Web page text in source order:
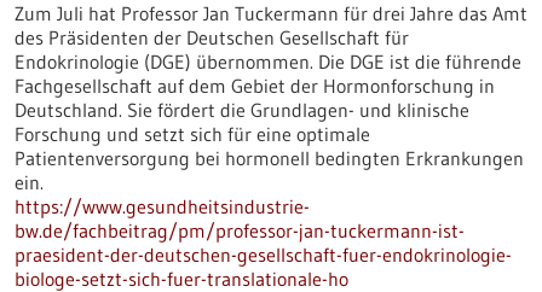
Zum Juli hat Professor Jan Tuckermann für drei Jahre das Amt
des Präsidenten der Deutschen Gesellschaft für
Endokrinologie (DGE) übernommen. Die DGE ist die führende
Fachgesellschaft auf dem Gebiet der Hormonforschung in
Deutschland. Sie fördert die Grundlagen- und klinische
Forschung und setzt sich für eine optimale
Patientenversorgung bei hormonell bedingten Erkrankungen
ein.
https://www.gesundheitsindustrie-
bw.de/fachbeitrag/pm/professor-jan-tuckermann-ist-
praesident-der-deutschen-gesellschaft-fuer-endokrinologie-
biologe-setzt-sich-fuer-translationale-ho